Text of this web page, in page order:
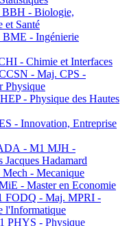
- Biologie,
et Santé
- Ingénierie
- Chimie et Interfaces
- Maj. CPS -
Physique
- Physique des Hautes
- Innovation, Entreprise
- M1 MJH -
Jacques Hadamard
- Mecanique
- Master en Economie
FODQ - Maj. MPRI -
l'Informatique
PHYS - Physique